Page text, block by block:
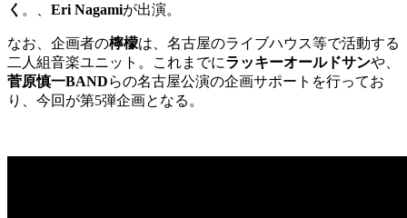
く 。、 Eri Nagamiが出演。
なお、企画者の檸檬は、名古屋のライブハウス等で活動する
二人組音楽ユニット。これまでにラッキーオールドサンや、
菅原慎一BANDらの名古屋公演の企画サポートを行ってお
り、今回が第5弾企画となる。